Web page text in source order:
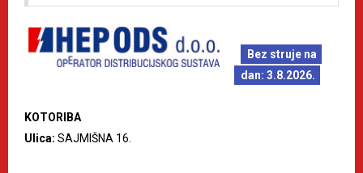
Bez struje na
dan: 3.8.2026.
KOTORIBA
Ulica: SAJMIŠNA 16.